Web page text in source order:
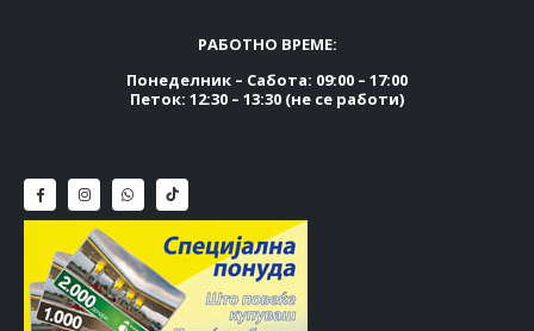
РАБОТНО ВРЕМЕ:
Понеделник – Сабота: 09:00 – 17:00
Петок: 12:30 – 13:30 (не се работи)